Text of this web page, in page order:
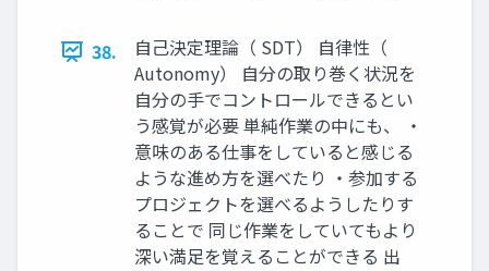
38.
自己決定理論（ SDT） 自律性（
Autonomy） 自分の取り巻く状況を
自分の手でコントロールできるとい
う感覚が必要 単純作業の中にも、 ・
意味のある仕事をしていると感じる
ような進め方を選べたり ・参加する
プロジェクトを選べるようしたりす
ることで 同じ作業をしていてもより
深い満足を覚えることができる 出